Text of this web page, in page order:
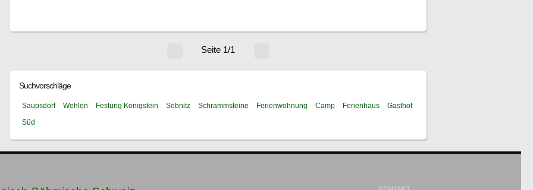
Seite 1/1
Suchvorschläge
Saupsdorf Wehlen Festung Königstein Sebnitz Schrammsteine Ferienwohnung Camp Ferienhaus
Gasthof
Süd